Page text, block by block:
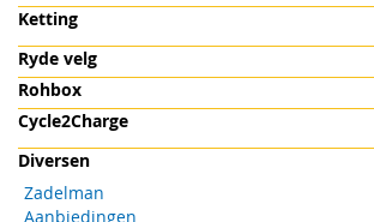
Ketting
Ryde velg
Rohbox
Cycle2Charge
Diversen
Zadelman
Aanbiedingen